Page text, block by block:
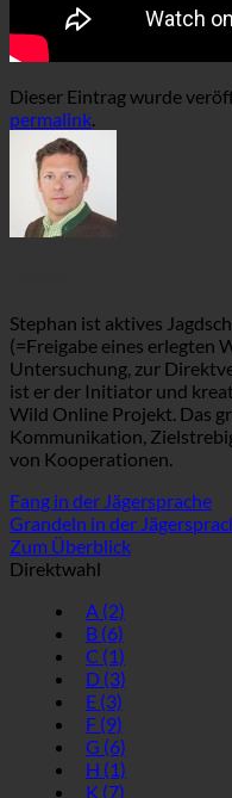
Dieser Eintrag wurde
permalink
Stephan ist aktives
(=Freigabe eines erlegten
Untersuchung, zur
ist er der Initiator und
Wild Online Projekt. Das
Kommunikation,
von Kooperationen.
Fang in der Jägersprache
Grandeln in der
Zum Überblick
Direktwahl
A (2)
B (6)
C (1)
D (3)
E (3)
F (9)
G (6)
H (1)
K (7)